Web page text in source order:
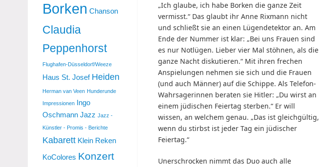
„Ich glaube, ich habe Borken die ganze Zeit
vermisst.“ Das glaubt ihr Anne Rixmann nicht
und schließt sie an einen Lügendetektor an. Am
Ende der Nummer ist klar: „Bei uns Frauen sind
es nur Notlügen. Lieber vier Mal stöhnen, als die
ganze Nacht diskutieren.“ Mit ihren frechen
Anspielungen nehmen sie sich und die Frauen
(und auch Männer) auf die Schippe. Als Telefon-
Wahrsagerinnen beraten sie Hitler: „Du wirst an
einem jüdischen Feiertag sterben.“ Er will
wissen, an welchem genau. „Das ist gleichgültig,
wenn du stirbst ist jeder Tag ein jüdischer
Feiertag.“
Unerschrocken nimmt das Duo auch alle
Borken Chanson
Claudia
Peppenhorst
Flughafen-Düsseldorf/Weeze
Haus St. Josef Heiden
Herman van Veen Hunderunde
Impressionen Ingo
Oschmann Jazz Jazz -
Künstler - Promis - Berichte
Kabarett Klein Reken
KoColores Konzert